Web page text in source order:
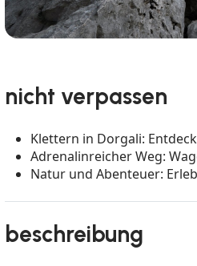
nicht verpassen
Klettern in Dorgali:
Adrenalinreicher Weg:
Natur und Abenteuer:
beschreibung